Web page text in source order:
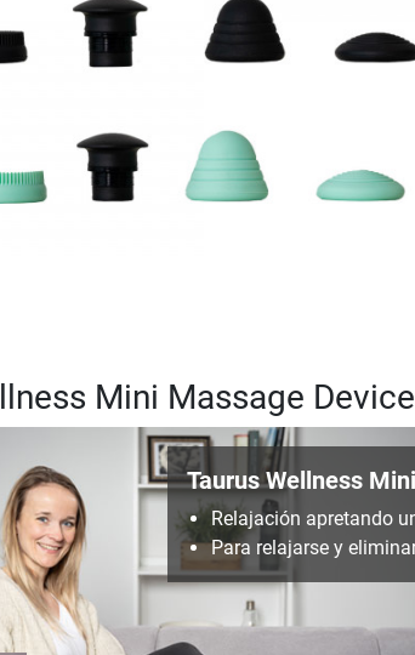
Mini Massage Device
Taurus Wellness
Relajación apretando
Para relajarse y